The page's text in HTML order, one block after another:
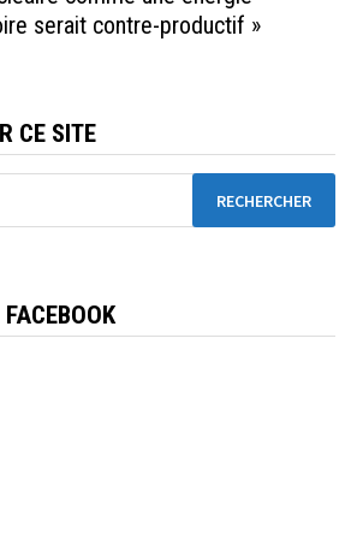
serait contre-productif »
CE SITE